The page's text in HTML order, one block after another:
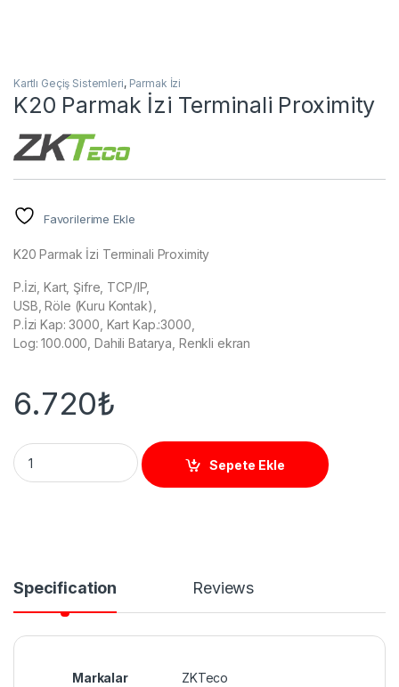
Kartlı Geçiş Sistemleri, Parmak İzi
K20 Parmak İzi Terminali Proximity
Favorilerime Ekle
K20 Parmak İzi Terminali Proximity
P.İzi, Kart, Şifre, TCP/IP,
USB, Röle (Kuru Kontak),
P.İzi Kap: 3000, Kart Kap.:3000,
Log: 100.000, Dahili Batarya, Renkli ekran
6.720₺
K20 Parmak İzi Terminali Proximity quantity
Sepete Ekle
Specification Reviews
Markalar ZKTeco